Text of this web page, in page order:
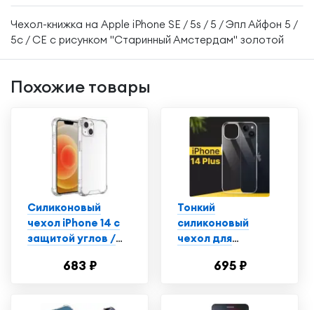
Чехол-книжка на Apple iPhone SE / 5s / 5 / Эпл Айфон 5 /
5с / СЕ с рисунком "Старинный Амстердам" золотой
Похожие товары
Силиконовый
чехол iPhone 14 с
защитой углов /
на Айфон 14
683 ₽
Тонкий
силиконовый
чехол для
iPhone 14 Plus /
695 ₽